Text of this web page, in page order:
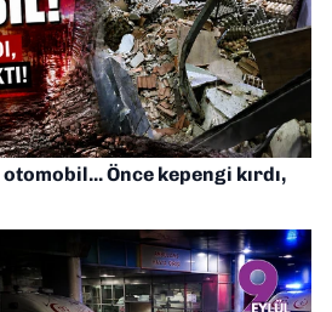
Önce kepengi kırdı,